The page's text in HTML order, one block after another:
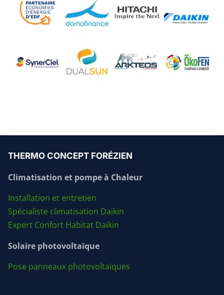
THERMO CONCEPT FORÉZIEN
Climatisation et pompe à Chaleur
Installation et entretien
Spécialiste climatisation Daikin
Expert Confort Habitat Daikin
Solaire photovoltaïque
Pose panneaux photovoltaïques